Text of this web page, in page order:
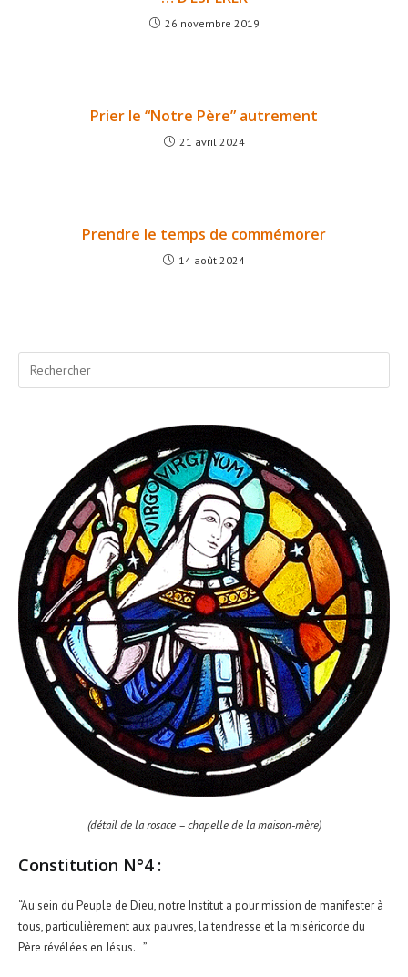
26 novembre 2019
Prier le “Notre Père” autrement
21 avril 2024
Prendre le temps de commémorer
14 août 2024
(détail de la rosace – chapelle de la maison-mère)
Constitution N°4 :
“Au sein du Peuple de Dieu, notre Institut a pour mission de manifester à
tous, particulièrement aux pauvres, la tendresse et la miséricorde du
Père révélées en Jésus. ”